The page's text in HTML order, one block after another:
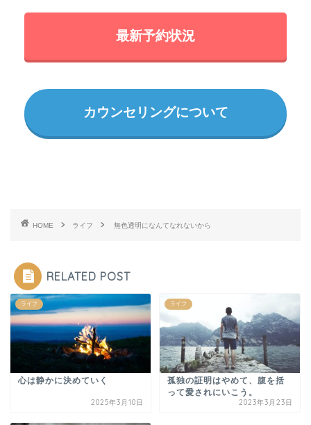
最新予約状況
カウンセリングについて
HOME ライフ 無色透明になんてなれないから
RELATED POST
ライフ
心は静かに決めていく
2025年3月10日
ライフ
孤独の証明はやめて、腹を括
って愛されにいこう。
2023年3月23日